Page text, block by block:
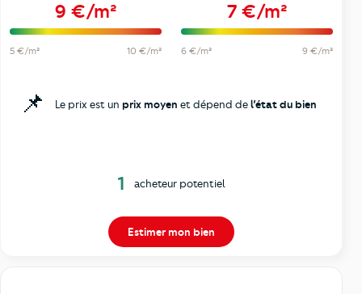
9 €/m²
5 €/m² 10 €/m²
7 €/m²
6 €/m² 9 €/m²
📌 Le prix est un prix moyen et dépend del’état du bien
1 acheteur potentiel
Estimer mon bien